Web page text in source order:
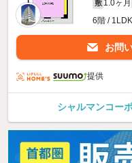
敷 1.0ヶ月
6階 /
お問
提供
シャルマンコー